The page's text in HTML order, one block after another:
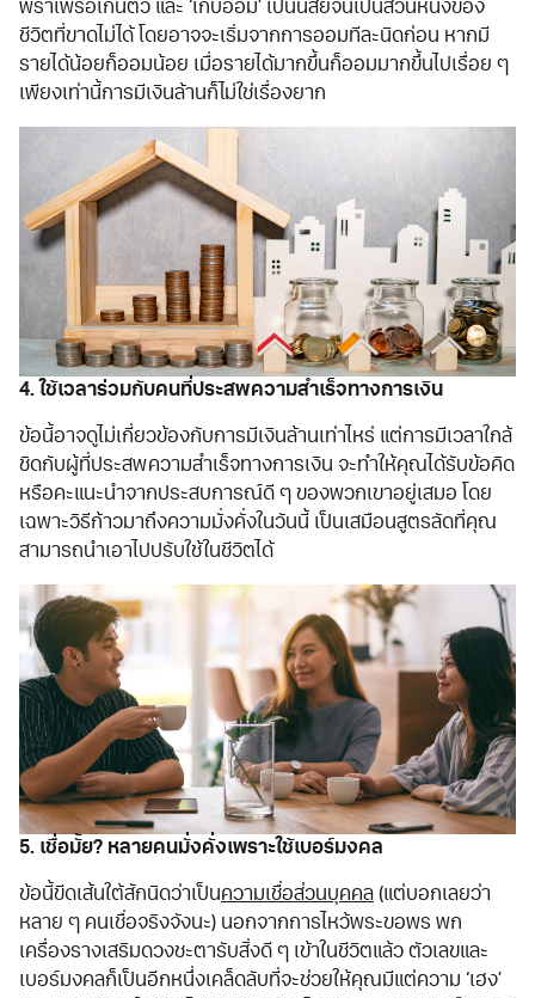
พร่ำเพรื่อเกินตัว และ ‘เก็บออม’ เป็นนิสัยจนเป็นส่วนหนึ่งของ
ชีวิตที่ขาดไม่ได้ โดยอาจจะเริ่มจากการออมทีละนิดก่อน หากมี
รายได้น้อยก็ออมน้อย เมื่อรายได้มากขึ้นก็ออมมากขึ้นไปเรื่อย ๆ
เพียงเท่านี้การมีเงินล้านก็ไม่ใช่เรื่องยาก
4. ใช้เวลาร่วมกับคนที่ประสพความสำเร็จทางการเงิน
ข้อนี้อาจดูไม่เกี่ยวข้องกับการมีเงินล้านเท่าไหร่ แต่การมีเวลาใกล้
ชิดกับผู้ที่ประสพความสำเร็จทางการเงิน จะทำให้คุณได้รับข้อคิด
หรือคะแนะนำจากประสบการณ์ดี ๆ ของพวกเขาอยู่เสมอ โดย
เฉพาะวิธีก้าวมาถึงความมั่งคั่งในวันนี้ เป็นเสมือนสูตรลัดที่คุณ
สามารถนำเอาไปปรับใช้ในชีวิตได้
5. เชื่อมั้ย? หลายคนมั่งคั่งเพราะใช้เบอร์มงคล
ข้อนี้ขีดเส้นใต้สักนิดว่าเป็นความเชื่อส่วนบุคคล (แต่บอกเลยว่า
หลาย ๆ คนเชื่อจริงจังนะ) นอกจากการไหว้พระขอพร พก
เครื่องรางเสริมดวงชะตารับสิ่งดี ๆ เข้าในชีวิตแล้ว ตัวเลขและ
เบอร์มงคลก็เป็นอีกหนึ่งเคล็ดลับที่จะช่วยให้คุณมีแต่ความ ‘เฮง’